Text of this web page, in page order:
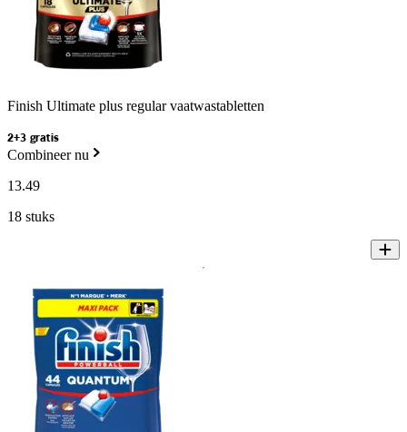
Finish Ultimate plus regular vaatwastabletten
2+3 gratis
Combineer nu
13.49
18 stuks